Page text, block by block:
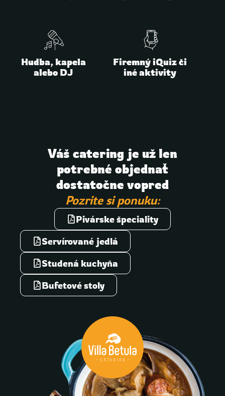
Hudba, kapela
alebo DJ
Firemný iQuiz či
iné aktivity
Váš catering je už len
potrebné objednať
dostatočne vopred
Pozrite si ponuku:
Pivárske špeciality
Servírované jedlá
Studená kuchyňa
Bufetové stoly